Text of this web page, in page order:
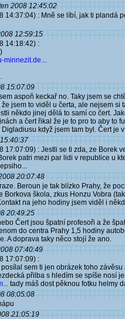
2008 12:45:02
14:37:04) : Mně se líbí, jak ti plandá
12:59:15
14:18:42) :
minnezit.de...
15:07:09
aspoň keckař no. Taky jsem se
jsem to viděl u čerta, ale nejsem si
někdo jinej dělá to samí co čert.
a čert řikal že je to pro to aby to
když jsem tam byl. Čert je
17:07:09) : Jestli se ti zda, ze Borek
patri mezi par lidi v republice u
20:07:48
Beroun je tak blízko Prahy, že
Borkova škola, zkus Honzu Vobra
na jeho hodiny jsem viděl i
20:49:25
Čert jsou špatní profesoři a že
do centra Prahy 1,5 hodiny
A doprava taky něco stojí že ano.
07:40:49
17:07:09) :
sem ti jen obrázek toho
přilba s hledím se spíše nosí
tady máš dost pěknou fotku helmy
08:05:08
21:05:19